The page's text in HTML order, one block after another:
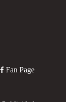
Fan Page